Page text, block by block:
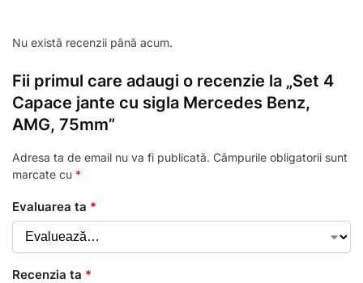
Nu există recenzii până acum.
Fii primul care adaugi o recenzie la „Set 4
Capace jante cu sigla Mercedes Benz,
AMG, 75mm”
Adresa ta de email nu va fi publicată. Câmpurile obligatorii sunt
marcate cu *
Evaluarea ta *
Recenzia ta *